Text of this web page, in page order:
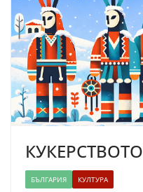
КУКЕРСТВОТО
БЪЛГАРИЯ КУЛТУРА